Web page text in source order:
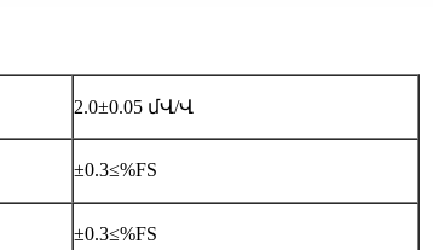
2.0±0.05 մՎ/Վ
±0.3≤%FS
±0.3≤%FS